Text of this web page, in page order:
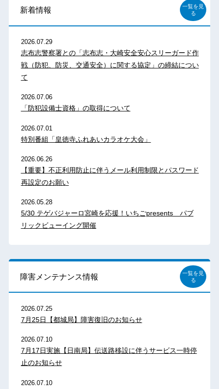
新着情報
一覧を見
る
2026.07.29
志布志警察署との「志布志・大崎安全安心スリーガード作
戦（防犯、防災、交通安全）に関する協定」の締結につい
て
2026.07.06
「防犯設備士資格」の取得について
2026.07.01
特別番組「皇徳寺ふれあいカラオケ大会」
2026.06.26
【重要】不正利用防止に伴うメール利用制限とパスワード
再設定のお願い
2026.05.28
5/30 テゲバジャーロ宮崎を応援！いちごpresents パブ
リックビューイング開催
障害メンテナンス情報
一覧を見
る
2026.07.25
7月25日【都城局】障害復旧のお知らせ
2026.07.10
7月17日実施【日南局】伝送路移設に伴うサービス一時停
止のお知らせ
2026.07.10